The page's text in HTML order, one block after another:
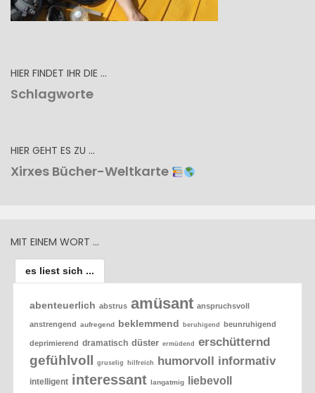
HIER FINDET IHR DIE …
Schlagworte
HIER GEHT ES ZU …
Xirxes Bücher-Weltkarte
MIT EINEM WORT …
es liest sich ...
abenteuerlich abstrus amüsant anspruchsvoll
anstrengend aufregend beklemmend beruhigend beunruhigend
deprimierend dramatisch düster ermüdend erschütternd
gefühlvoll gruselig hilfreich humorvoll informativ
intelligent interessant langatmig liebevoll